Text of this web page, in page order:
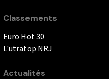
Classements
Euro Hot 30
L'utratop NRJ
Actualités